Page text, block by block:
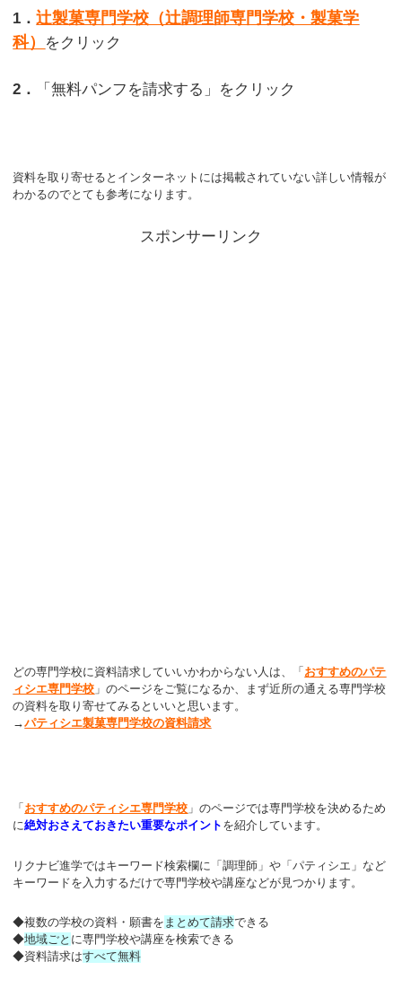
1．辻製菓専門学校（辻調理師専門学校・製菓学
科）
をクリック
2． 「無料パンフを請求する」をクリック
資料を取り寄せるとインターネットには掲載されていない詳しい情報が
わかるのでとても参考になります。
スポンサーリンク
どの専門学校に資料請求していいかわからない人は、「 おすすめのパテ
ィシエ専門学校 」のページをご覧になるか、まず近所の通える専門学校
の資料を取り寄せてみるといいと思います。
→パティシエ製菓専門学校の資料請求
「 おすすめのパティシエ専門学校 」のページでは専門学校を決めるため
に絶対おさえておきたい重要なポイント を紹介しています。
リクナビ進学ではキーワード検索欄に「調理師」や「パティシエ」など
キーワードを入力するだけで専門学校や講座などが見つかります。
◆複数の学校の資料・願書を まとめて請求できる
◆地域ごと に専門学校や講座を検索できる
◆資料請求はすべて無料